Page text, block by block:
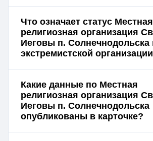
Что означает статус Местная
религиозная организация
Иеговы п. Солнечнодольска как
экстремистской
Какие данные по Местная
религиозная организация
Иеговы п. Солнечнодольска
опубликованы в карточке?